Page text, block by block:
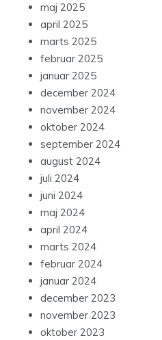
maj 2025
april 2025
marts 2025
februar 2025
januar 2025
december 2024
november 2024
oktober 2024
september 2024
august 2024
juli 2024
juni 2024
maj 2024
april 2024
marts 2024
februar 2024
januar 2024
december 2023
november 2023
oktober 2023